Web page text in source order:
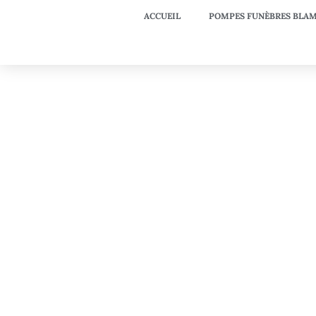
ACCUEIL POMPES FUNÈBRES